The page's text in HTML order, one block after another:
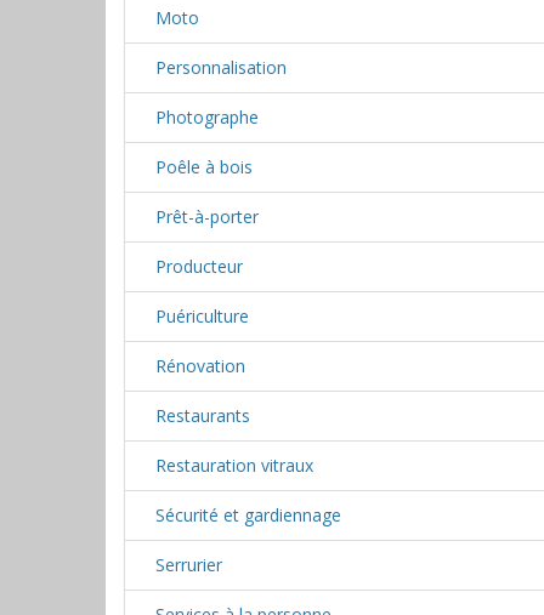
Moto
Personnalisation
Photographe
Poêle à bois
Prêt-à-porter
Producteur
Puériculture
Rénovation
Restaurants
Restauration vitraux
Sécurité et gardiennage
Serrurier